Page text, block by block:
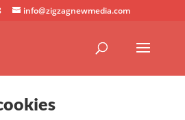
info@zigzagnewmedia.com